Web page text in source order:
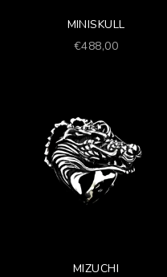
MINISKULL
Prezzo scontato
€488,00
MIZUCHI